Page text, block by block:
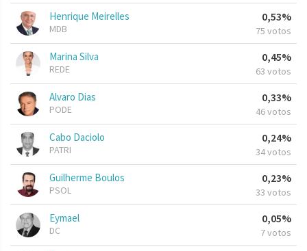
Henrique Meirelles
MDB
0,53%
75 votos
Marina Silva
REDE
0,45%
63 votos
Alvaro Dias
PODE
0,33%
46 votos
Cabo Daciolo
PATRI
0,24%
34 votos
Guilherme Boulos
PSOL
0,23%
33 votos
Eymael
DC
0,05%
7 votos